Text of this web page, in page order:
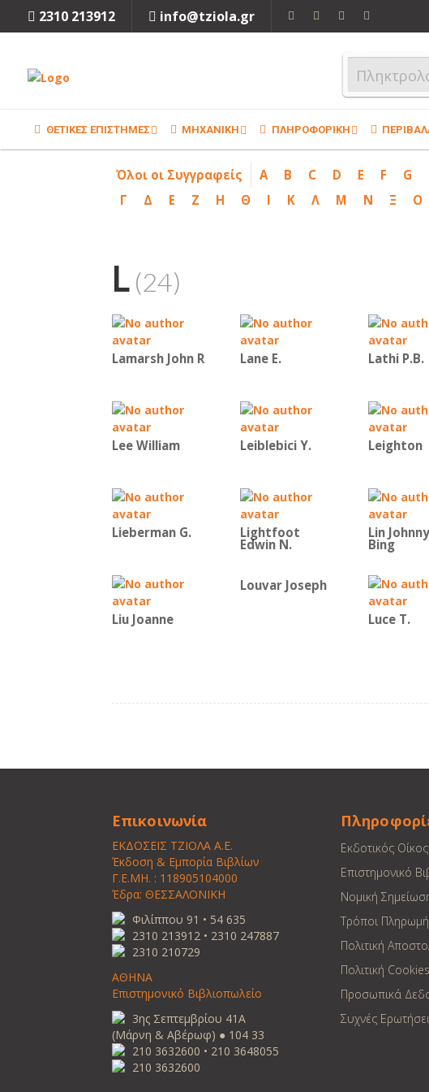
info@tziola.gr
2310 213912
ΘΕΤΙΚΕΣ ΕΠΙΣΤΗΜΕΣ ΜΗΧΑΝΙΚΗ ΠΛΗΡΟΦΟΡΙΚΗ
Όλοι οι Συγγραφείς A B C D E F G
Γ
Δ Ε Ζ Η Θ Ι Κ Λ Μ Ν Ξ Ο
L (24)
Lamarsh John R Lane E. Lathi P.B.
Lee William Leiblebici Y. Leighton
Lieberman G. Lightfoot
Edwin N.
Lin
Bing
Liu Joanne
Louvar Joseph
Luce T.
Επικοινωνία
ΕΚΔΟΣΕΙΣ ΤΖΙΟΛΑ Α.Ε.
Έκδοση & Εμπορία Βιβλίων
Γ.Ε.ΜΗ. : 118905104000
Έδρα: ΘΕΣΣΑΛΟΝΙΚΗ
Φιλίππου 91 • 54 635
2310 213912 • 2310 247887
2310 210729
ΑΘΗΝΑ
Επιστημονικό Βιβλιοπωλείο
3ης Σεπτεμβρίου 41Α
(Μάρνη & Αβέρωφ) ● 104 33
210 3632600 • 210 3648055
210 3632600
Εκδοτικός
Επιστημονικό
Νομική
Τρόποι
Πολιτική
Πολιτική Cookies
Προσωπικά
Συχνές